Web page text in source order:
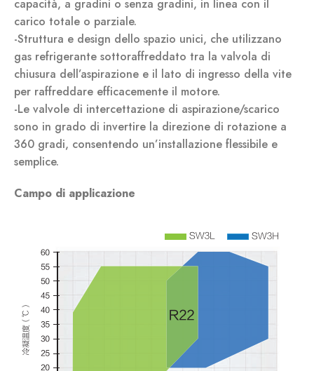
capacità, a gradini o senza gradini, in linea con il
carico totale o parziale.
-Struttura e design dello spazio unici, che utilizzano
gas refrigerante sottoraffreddato tra la valvola di
chiusura dell’aspirazione e il lato di ingresso della vite
per raffreddare efficacemente il motore.
-Le valvole di intercettazione di aspirazione/scarico
sono in grado di invertire la direzione di rotazione a
360 gradi, consentendo un’installazione flessibile e
semplice.
Campo di applicazione